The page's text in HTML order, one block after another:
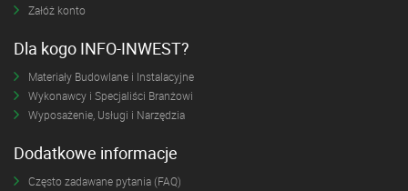
Załóż konto
Dla kogo INFO-INWEST?
Materiały Budowlane i Instalacyjne
Wykonawcy i Specjaliści Branżowi
Wyposażenie, Usługi i Narzędzia
Dodatkowe informacje
Często zadawane pytania (FAQ)